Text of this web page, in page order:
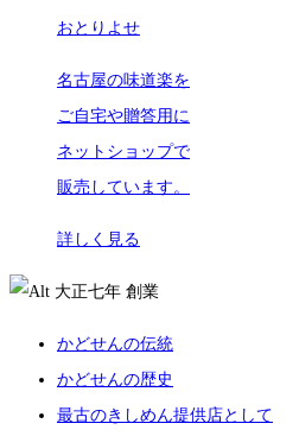
おとりよせ
名古屋の味道楽を
ご自宅や贈答用に
ネットショップで
販売しています。
詳しく見る
大正七年 創業
かどせんの伝統
かどせんの歴史
最古のきしめん提供店として